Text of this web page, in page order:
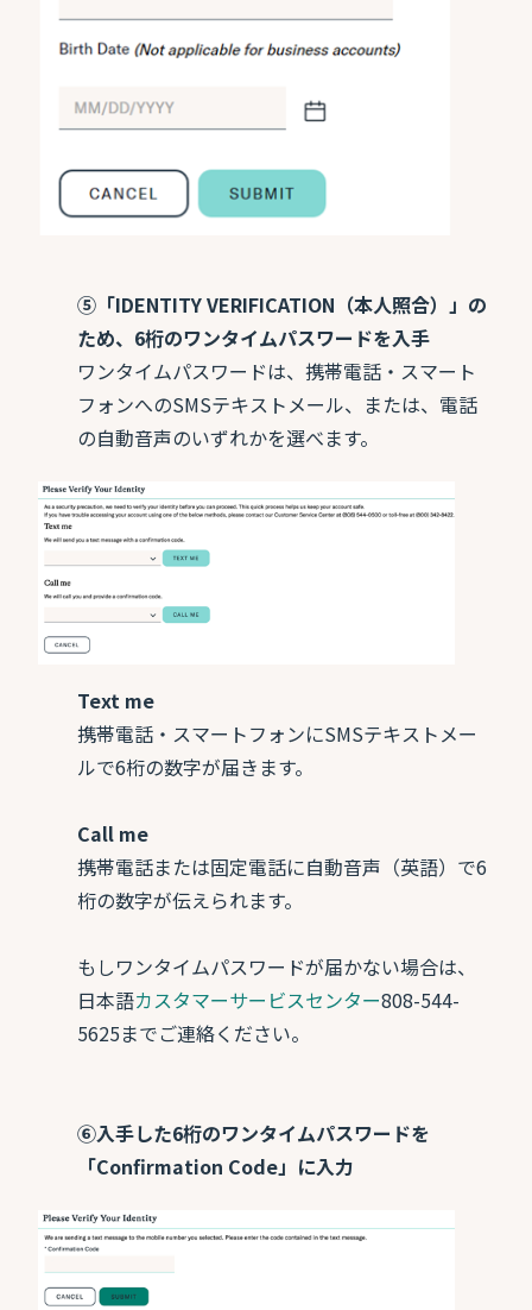
⑤「IDENTITY VERIFICATION（本人照合）」の
ため、6桁のワンタイムパスワードを入手
ワンタイムパスワードは、携帯電話・スマート
フォンへのSMSテキストメール、または、電話
の自動音声のいずれかを選べます。
Text me
携帯電話・スマートフォンにSMSテキストメー
ルで6桁の数字が届きます。
Call me
携帯電話または固定電話に自動音声（英語）で6
桁の数字が伝えられます。
もしワンタイムパスワードが届かない場合は、
日本語カスタマーサービスセンター808-544-
5625までご連絡ください。
⑥入手した6桁のワンタイムパスワードを
「Confirmation Code」に入力